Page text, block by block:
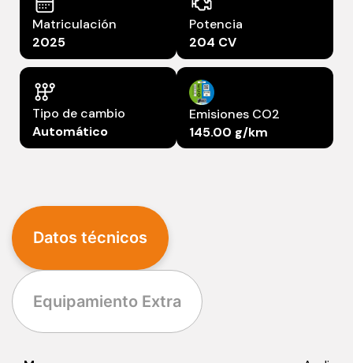
Matriculación
2025
Potencia
204 CV
Tipo de cambio
Automático
Emisiones CO2
145.00 g/km
Datos técnicos
Equipamiento Extra